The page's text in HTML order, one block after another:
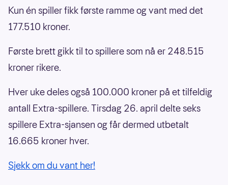
Kun én spiller fikk første ramme og vant med det
177.510 kroner.
Første brett gikk til to spillere som nå er 248.515
kroner rikere.
Hver uke deles også 100.000 kroner på et tilfeldig
antall Extra-spillere. Tirsdag 26. april delte seks
spillere Extra-sjansen og får dermed utbetalt
16.665 kroner hver.
Sjekk om du vant her!